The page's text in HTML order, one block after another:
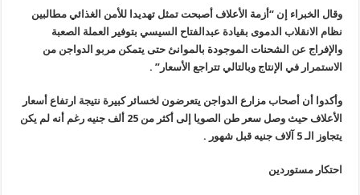
وقال الخبراء إن “أزمة الأعلاف أصبحت تمثل تهديدا للأمن الغذائي مطالبين
نظام الانقلاب الدموى بقيادة عبدالفتاح السيسي بتوفير العملة الصعبة
والإفراج عن الشحنات الموجودة بالموانئ حتى يتمكن مربو الدواجن من
الاستمرار في الإنتاج وبالتالي تتراجع الأسعار” .
وأكدوا أن أصحاب مزارع الدواجن يتعرضون لخسائر كبيرة نتيجة ارتفاع أسعار
الأعلاف حيث وصل سعر طن الصويا إلى أكثر من 25 ألف جنيه رغم أنه لم يكن
يتجاوز الـ 5 آلاف جنيه قبل شهور .
احتكار مستوردين